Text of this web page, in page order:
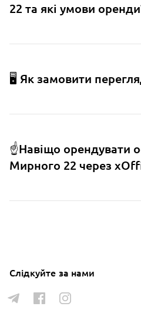
22 та які умови
🖥️ Як замовити
☝️Навіщо орендувати
Мирного 22 через
Слідкуйте за нами